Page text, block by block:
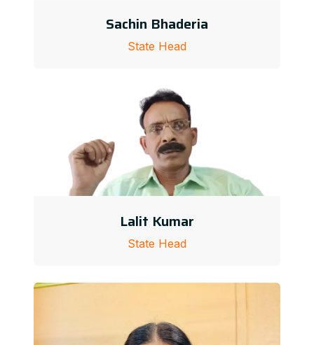
Sachin Bhaderia
State Head
Lalit Kumar
State Head